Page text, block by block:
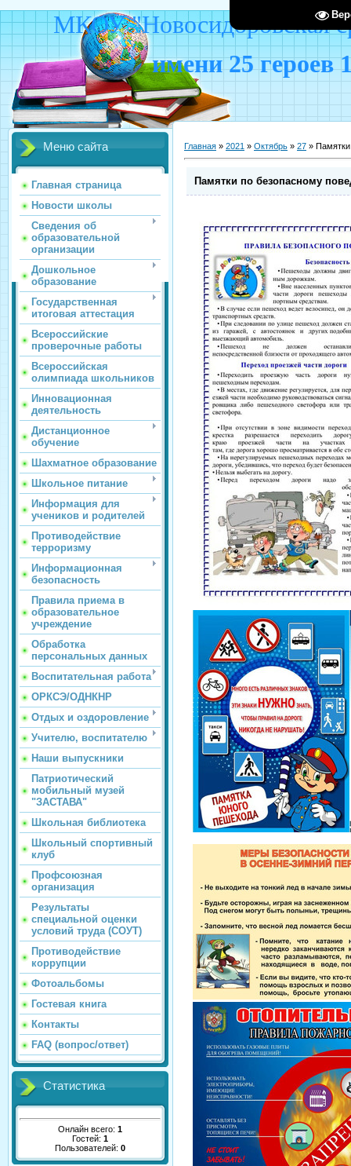
МКОУ "Новосидоровская
имени 25 героев
Меню сайта
Главная страница
Новости школы
Сведения об
образовательной
организации
Дошкольное
образование
Государственная
итоговая аттестация
Всероссийские
проверочные работы
Всероссийская
олимпиада школьников
Инновационная
деятельность
Дистанционное
обучение
Шахматное образование
Школьное питание
Информация для
учеников и родителей
Противодействие
терроризму
Информационная
безопасность
Правила приема в
образовательное
учреждение
Обработка
персональных данных
Воспитательная работа
ОРКСЭ/ОДНКНР
Отдых и оздоровление
Учителю, воспитателю
Наши выпускники
Патриотический
мобильный музей
"ЗАСТАВА"
Школьная библиотека
Школьный спортивный
клуб
Профсоюзная
организация
Результаты
специальной оценки
условий труда (СОУТ)
Противодействие
коррупции
Фотоальбомы
Гостевая книга
Контакты
FAQ (вопрос/ответ)
Статистика
Онлайн всего: 1
Гостей: 1
Пользователей: 0
Главная » 2021 » Октябрь » 27 »
Памятки по безопасному